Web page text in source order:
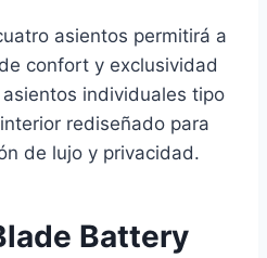
asientos permitirá a
confort y exclusividad
individuales tipo
rediseñado para
de lujo y privacidad.
Battery